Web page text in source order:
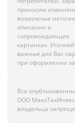
приносим
возможные
описании и
сопровождающих
картинках.
важные для Вас
при оформлении
Все
ООО
владельца